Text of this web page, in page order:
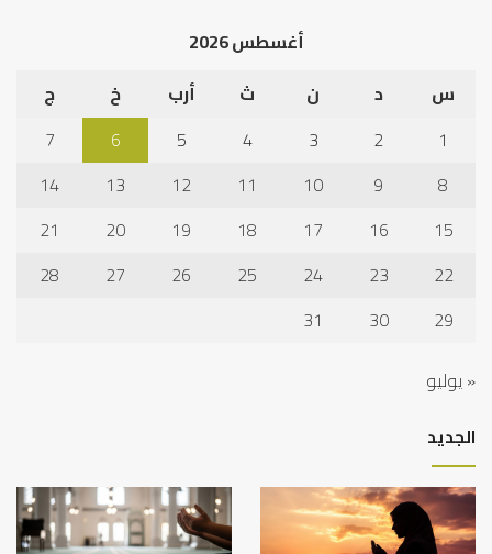
أغسطس 2026
س
د ن ث أرب خ
ج
1
2
3
4
5
6
7
8
9
10
11
12
13
14
15
16
17
18
19
20
21
22
23
24
25
26
27
28
29
30
31
« يوليو
الجديد